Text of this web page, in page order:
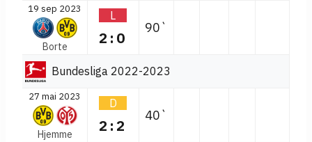
19 sep 2023
Borte
L
2:0
90`
Bundesliga 2022-2023
27 mai 2023
Hjemme
D
2:2
40`